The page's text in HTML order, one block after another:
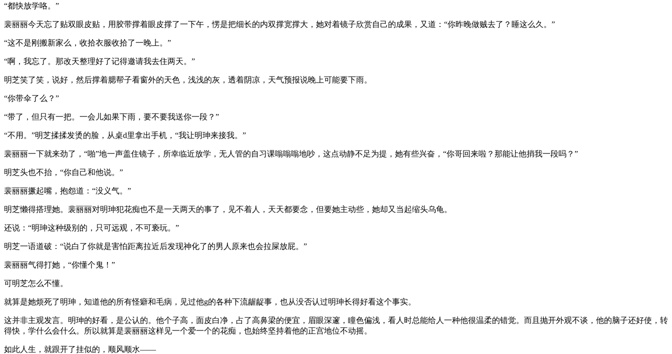
“都快放学咯。”
裴丽丽今天忘了贴双眼皮贴，用胶带撑着眼皮撑了一下午，愣是把细长的内双撑宽撑大，她对着镜子欣赏自己的成果，又道：“你昨晚做贼去了？睡这么久。”
“这不是刚搬新家么，收拾衣服收拾了一晚上。”
“啊，我忘了。那改天整理好了记得邀请我去住两天。”
明芝笑了笑，说好，然后撑着腮帮子看窗外的天色，浅浅的灰，透着阴凉，天气预报说晚上可能要下雨。
“你带伞了么？”
“带了，但只有一把。一会儿如果下雨，要不要我送你一段？”
“不用。”明芝揉揉发烫的脸，从桌d里拿出手机，“我让明珅来接我。”
裴丽丽一下就来劲了，“啪”地一声盖住镜子，所幸临近放学，无人管的自习课嗡嗡嗡地吵，这点动静不足为提，她有些兴奋，“你哥回来啦？那能让他捎我一段吗？”
明芝头也不抬，“你自己和他说。”
裴丽丽撅起嘴，抱怨道：“没义气。”
明芝懒得搭理她。裴丽丽对明珅犯花痴也不是一天两天的事了，见不着人，天天都要念，但要她主动些，她却又当起缩头乌龟。
还说：“明珅这种级别的，只可远观，不可亵玩。”
明芝一语道破：“说白了你就是害怕距离拉近后发现神化了的男人原来也会拉屎放屁。”
裴丽丽气得打她，“你懂个鬼！”
可明芝怎么不懂。
就算是她烦死了明珅，知道他的所有怪癖和毛病，见过他g的各种下流龌龊事，也从没否认过明珅长得好看这个事实。
这并非主观发言。明珅的好看，是公认的。他个子高，面皮白净，占了高鼻梁的便宜，眉眼深邃，瞳色偏浅，看人时总能给人一种他很温柔的错觉。而且抛开外观不谈，他的脑子还好使，转
得快，学什么会什么。所以就算是裴丽丽这样见一个爱一个的花痴，也始终坚持着他的正宫地位不动摇。
如此人生，就跟开了挂似的，顺风顺水——